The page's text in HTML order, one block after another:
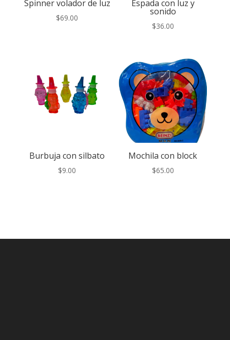
Spinner volador de luz
$69.00
Espada con luz y
sonido
$36.00
Burbuja con silbato
$9.00
Mochila con block
$65.00